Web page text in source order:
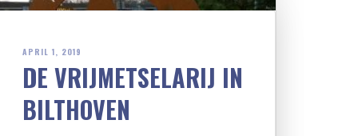
APRIL 1, 2019
DE VRIJMETSELARIJ IN
BILTHOVEN